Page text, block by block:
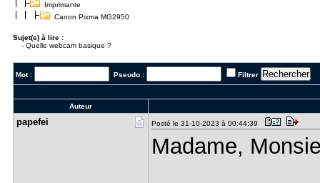
Imprimante
Canon Pixma MG2950
Sujet(s) à lire :
- Quelle webcam basique ?
Mot : Pseudo : Filtrer
Auteur
papefei Posté le 31-10-2023 à 00:44:39
Madame,